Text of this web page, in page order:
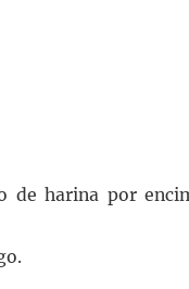
de harina por